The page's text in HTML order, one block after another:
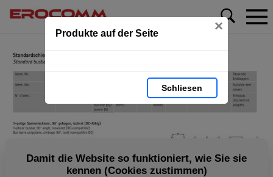
Produkte auf der Seite ×
Schliesen
Damit die Website so funktioniert, wie Sie sie
kennen (Cookies zustimmen)